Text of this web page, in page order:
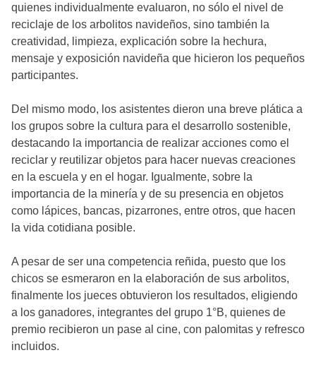
quienes individualmente evaluaron, no sólo el nivel de
reciclaje de los arbolitos navideños, sino también la
creatividad, limpieza, explicación sobre la hechura,
mensaje y exposición navideña que hicieron los pequeños
participantes.
Del mismo modo, los asistentes dieron una breve plática a
los grupos sobre la cultura para el desarrollo sostenible,
destacando la importancia de realizar acciones como el
reciclar y reutilizar objetos para hacer nuevas creaciones
en la escuela y en el hogar. Igualmente, sobre la
importancia de la minería y de su presencia en objetos
como lápices, bancas, pizarrones, entre otros, que hacen
la vida cotidiana posible.
A pesar de ser una competencia reñida, puesto que los
chicos se esmeraron en la elaboración de sus arbolitos,
finalmente los jueces obtuvieron los resultados, eligiendo
a los ganadores, integrantes del grupo 1°B, quienes de
premio recibieron un pase al cine, con palomitas y refresco
incluidos.